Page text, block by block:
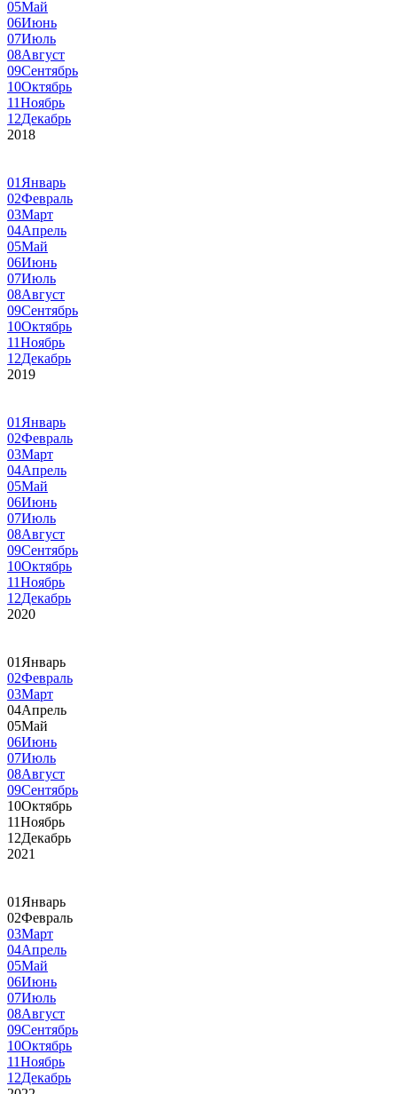
05Май
06Июнь
07Июль
08Август
09Сентябрь
10Октябрь
11Ноябрь
12Декабрь
2018
01 Январь
02Февраль
03Март
04Апрель
05Май
06Июнь
07Июль
08Август
09Сентябрь
10Октябрь
11Ноябрь
12Декабрь
2019
01 Январь
02Февраль
03Март
04Апрель
05Май
06Июнь
07Июль
08Август
09Сентябрь
10Октябрь
11Ноябрь
12Декабрь
2020
01 Январь
02Февраль
03Март
04Апрель
05Май
06Июнь
07Июль
08Август
09Сентябрь
10Октябрь
11Ноябрь
12Декабрь
2021
01 Январь
02Февраль
03Март
04Апрель
05Май
06Июнь
07Июль
08Август
09Сентябрь
10Октябрь
11Ноябрь
12Декабрь